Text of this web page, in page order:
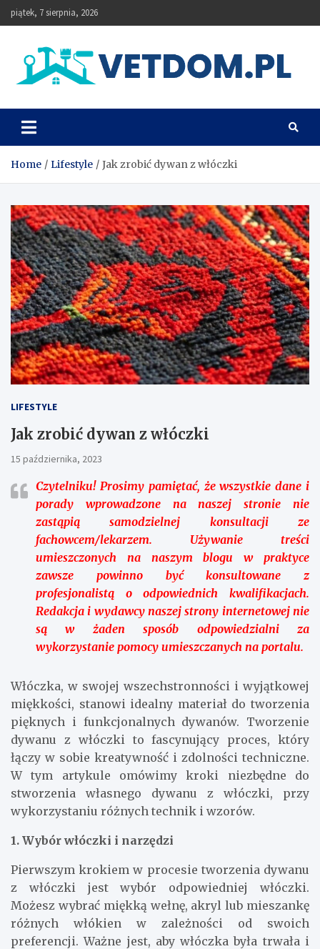
Skip
to
piątek, 7 sierpnia, 2026
Vetdom
Home Lifestyle Jak zrobić dywan z włóczki
LIFESTYLE
Jak zrobić dywan z włóczki
15 października, 2023
Czytelniku!Prosimy pamiętać, że wszystkie dane i
porady wprowadzone na naszej stronie nie
zastąpią samodzielnej konsultacji ze
fachowcem/lekarzem. Używanie treści
umieszczonych na naszym blogu w praktyce
zawsze powinno być konsultowane z
profesjonalistą o odpowiednich kwalifikacjach.
Redakcja i wydawcy naszej strony internetowej nie
są w żaden sposób odpowiedzialni za
wykorzystanie pomocy umieszczanych na portalu.
Włóczka, w swojej wszechstronności i wyjątkowej
miękkości, stanowi idealny materiał do tworzenia
pięknych i funkcjonalnych dywanów. Tworzenie
dywanu z włóczki to fascynujący proces, który
łączy w sobie kreatywność i zdolności techniczne.
W tym artykule omówimy kroki niezbędne do
stworzenia własnego dywanu z włóczki, przy
wykorzystaniu różnych technik i wzorów.
1. Wybór włóczki i narzędzi
Pierwszym krokiem w procesie tworzenia dywanu
z włóczki jest wybór odpowiedniej włóczki.
Możesz wybrać miękką wełnę, akryl lub mieszankę
różnych włókien w zależności od swoich
preferencji. Ważne jest, aby włóczka była trwała i